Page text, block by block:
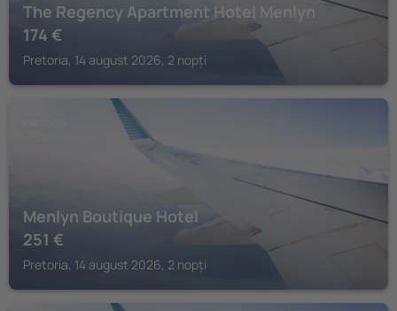
The Regency Apartment Hotel Menlyn
174 €
Pretoria, 14 august 2026, 2 nopți
Menlyn Boutique Hotel
251 €
Pretoria, 14 august 2026, 2 nopți